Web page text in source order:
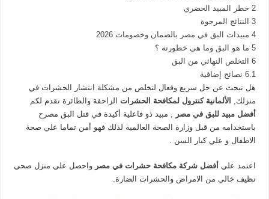
2 خطر المبيد الحضري
3 النتائج المرجوة
4 مبيدات البق في مصر بالضمان وخصومات 2026
5 ما هو البق وما هي خطورته ؟
6 التخلص النهائي من البق
6.1 نصائح إضافية
هل تبحث عن حل سريع وفعال لتخلص من مشكلة انتشار الحشرات في
منزلك, الألمانية كنترول لمكافحة الحشرات الزاحفة والطائرة تقدم لكم
أفضل مبيد للبق في مصر , مبيد ذو فاعلية أكيدة في قتل البق مصرح
باستخدامه من قبل وزارة الصحة العالمية لذلك فهو أمن تماما علي صحة
الاطفال و علي كبار السن .
اعتمد علي أفضل شركة مكافحة حشرات في مصر واحصل علي منزل صحي
نظيف خالي من الامراض والحشرات الضارة.